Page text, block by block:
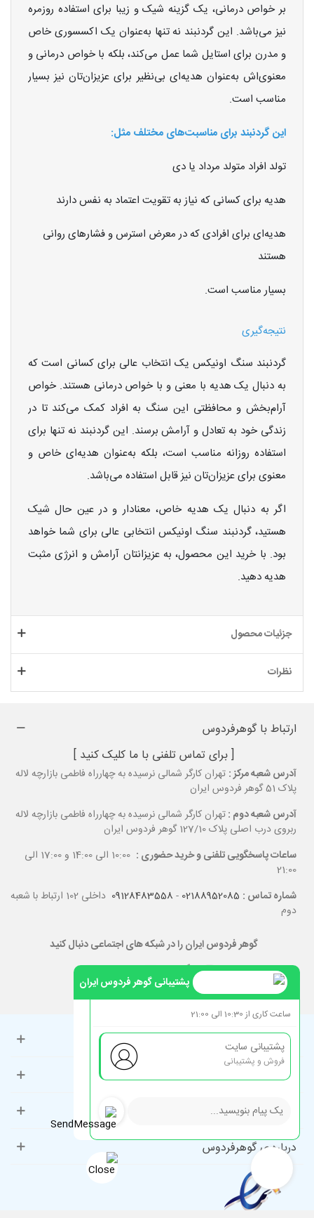
بر خواص درمانی، یک گزینه شیک و زیبا برای استفاده روزمره
نیز می‌باشد. این گردنبند نه تنها به‌عنوان یک اکسسوری خاص
و مدرن برای استایل شما عمل می‌کند، بلکه با خواص درمانی و
معنوی‌اش به‌عنوان هدیه‌ای بی‌نظیر برای عزیزان‌تان نیز بسیار
مناسب است.
این گردنبند برای مناسبت‌های مختلف مثل:
تولد افراد متولد مرداد یا دی
هدیه برای کسانی که نیاز به تقویت اعتماد به نفس دارند
هدیه‌ای برای افرادی که در معرض استرس و فشارهای روانی
هستند
بسیار مناسب است.
نتیجه‌گیری
گردنبند سنگ اونیکس یک انتخاب عالی برای کسانی است که
به دنبال یک هدیه با معنی و با خواص درمانی هستند. خواص
آرام‌بخش و محافظتی این سنگ به افراد کمک می‌کند تا در
زندگی خود به تعادل و آرامش برسند. این گردنبند نه تنها برای
استفاده روزانه مناسب است، بلکه به‌عنوان هدیه‌ای خاص و
معنوی برای عزیزان‌تان نیز قابل استفاده می‌باشد.
اگر به دنبال یک هدیه خاص، معنادار و در عین حال شیک
هستید، گردنبند سنگ اونیکس انتخابی عالی برای شما خواهد
بود. با خرید این محصول، به عزیزانتان آرامش و انرژی مثبت
هدیه دهید.
جزئیات محصول
نظرات
ارتباط با گوهرفردوس
[ برای تماس تلفنی با ما کلیک کنید ]
آدرس شعبه مرکز : تهران کارگر شمالی نرسیده به چهارراه فاطمی بازارچه لاله
پلاک 51 گوهر فردوس ایران
آدرس شعبه دوم :تهران کارگر شمالی نرسیده به چهارراه فاطمی بازارچه لاله
ربروی درب اصلی پلاک 127/10 گوهر فردوس ایران
ساعات پاسخگویی تلفنی و خرید حضوری :
10:00 الی 14:00 و 17:00 الی
21:00
شماره تماس : 02188952085
-
09128483558
داخلی 102 ارتباط با شعبه
دوم
گوهر فردوس ایران را در شبکه های اجتماعی دنبال کنید
حساب کاربری
راهنمای مشتریان
دسته‌بندی‌های پرطرفدار
درباره ی گوهرفردوس
پشتیبانی گوهر فردوس ایران
ساعت کاری از 10:30 الی 21:00
پشتیبانی سایت
فروش و پشتیبانی